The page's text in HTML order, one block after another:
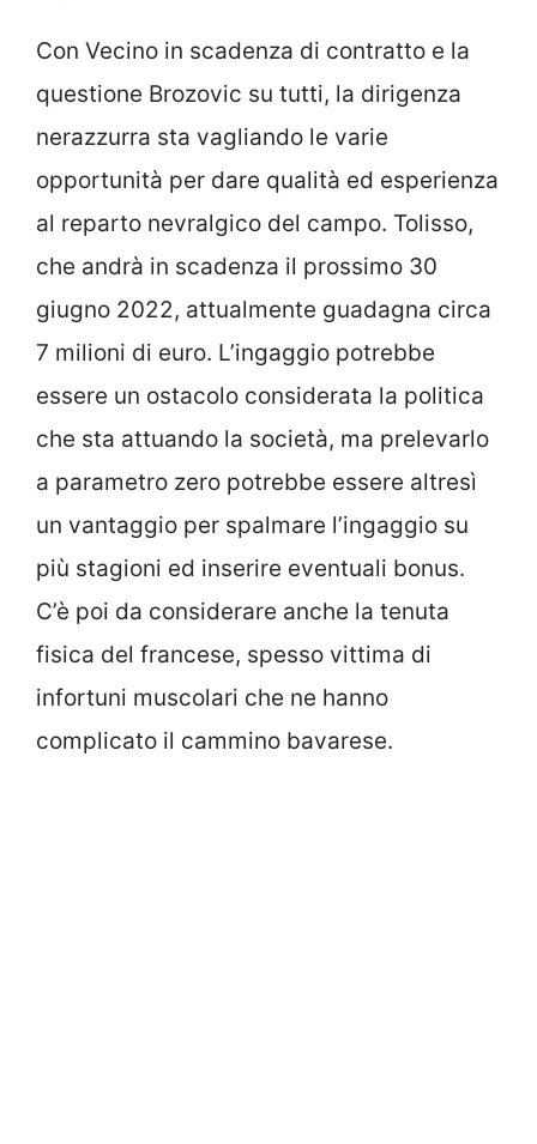
Con Vecino in scadenza di contratto e la
questione Brozovic su tutti, la dirigenza
nerazzurra sta vagliando le varie
opportunità per dare qualità ed esperienza
al reparto nevralgico del campo. Tolisso,
che andrà in scadenza il prossimo 30
giugno 2022, attualmente guadagna circa
7 milioni di euro. L’ingaggio potrebbe
essere un ostacolo considerata la politica
che sta attuando la società, ma prelevarlo
a parametro zero potrebbe essere altresì
un vantaggio per spalmare l’ingaggio su
più stagioni ed inserire eventuali bonus.
C’è poi da considerare anche la tenuta
fisica del francese, spesso vittima di
infortuni muscolari che ne hanno
complicato il cammino bavarese.